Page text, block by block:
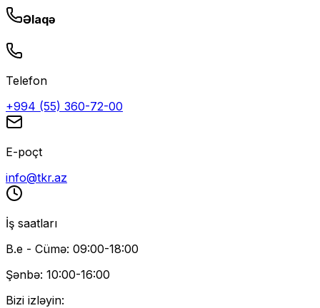
Əlaqə
Telefon
+994 (55) 360-72-00
E-poçt
info@tkr.az
İş saatları
B.e - Cümə: 09:00-18:00
Şənbə: 10:00-16:00
Bizi izləyin: